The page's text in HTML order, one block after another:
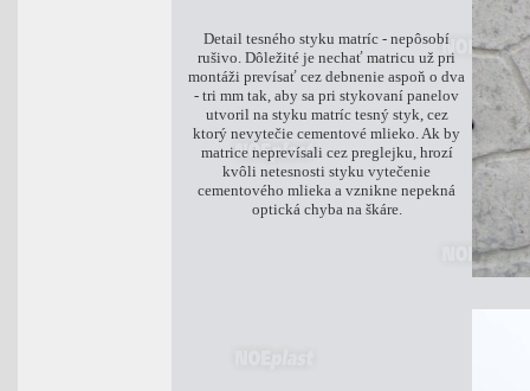
Detail tesného styku matríc - nepôsobí
rušivo. Dôležité je nechať matricu už pri
montáži prevísať cez debnenie aspoň o dva
- tri mm tak, aby sa pri stykovaní panelov
utvoril na styku matríc tesný styk, cez
ktorý nevytečie cementové mlieko. Ak by
matrice neprevísali cez preglejku, hrozí
kvôli netesnosti styku vytečenie
cementového mlieka a vznikne nepekná
optická chyba na škáre.